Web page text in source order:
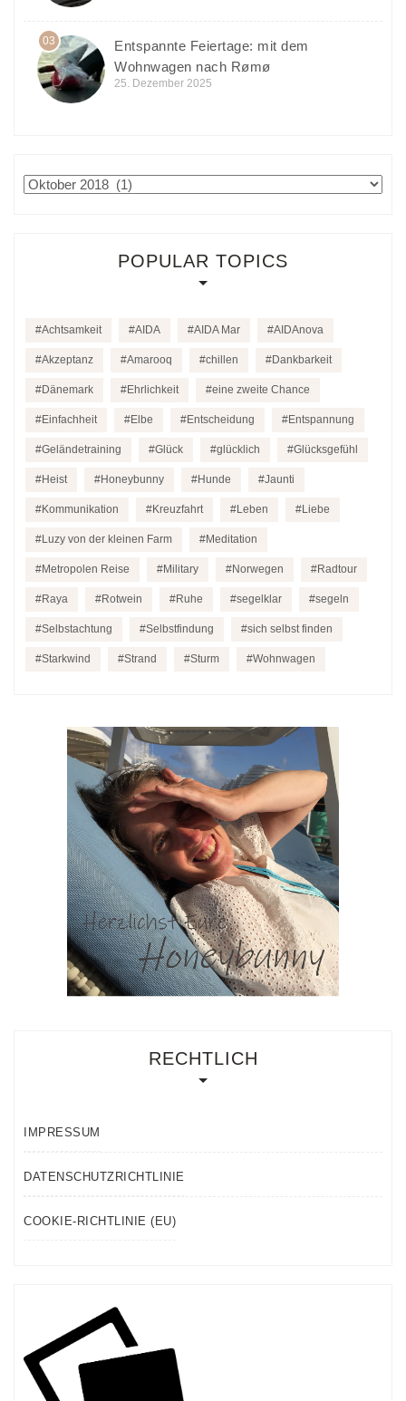
03
Entspannte Feiertage: mit dem
Wohnwagen nach Rømø
25. Dezember 2025
Archiv
POPULAR TOPICS
Achtsamkeit AIDA AIDA Mar AIDAnova
Akzeptanz Amarooq chillen Dankbarkeit
Dänemark Ehrlichkeit eine zweite Chance
Einfachheit Elbe Entscheidung Entspannung
Geländetraining Glück glücklich Glücksgefühl
Heist Honeybunny Hunde Jaunti
Kommunikation Kreuzfahrt Leben Liebe
Luzy von der kleinen Farm Meditation
Metropolen Reise Military Norwegen Radtour
Raya Rotwein Ruhe segelklar segeln
Selbstachtung Selbstfindung sich selbst finden
Starkwind Strand Sturm Wohnwagen
RECHTLICH
IMPRESSUM
DATENSCHUTZRICHTLINIE
COOKIE-RICHTLINIE (EU)